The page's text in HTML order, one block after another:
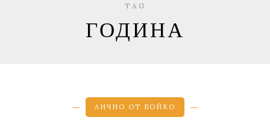
TAG
ГОДИНА
ЛИЧНО ОТ БОЙКО